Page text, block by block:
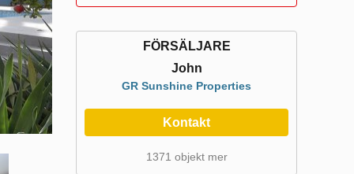
FÖRSÄLJARE
John
GR Sunshine Properties
Kontakt
1371 objekt mer